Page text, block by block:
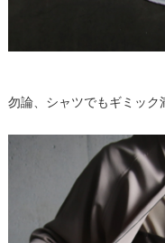
勿論、シャツでもギミック